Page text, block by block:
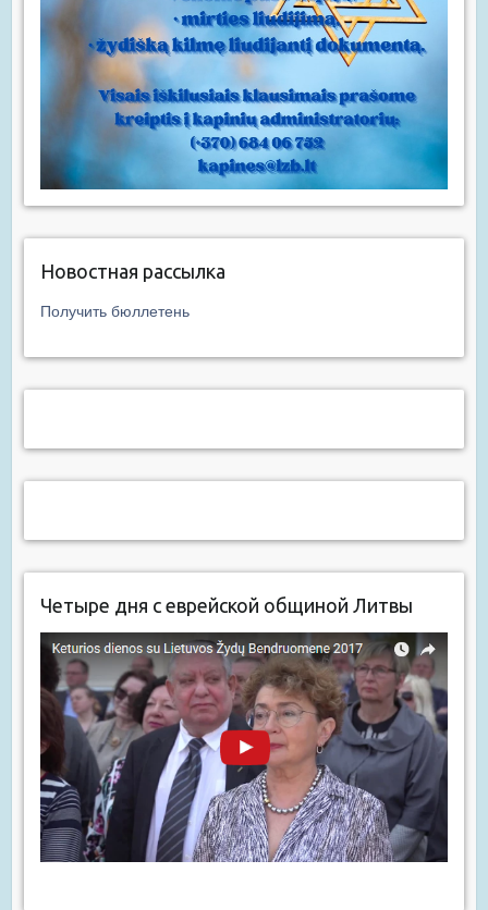
Новостная рассылка
Получить бюллетень
Четыре дня с еврейской общиной Литвы